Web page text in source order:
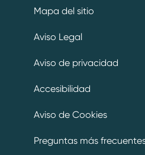
Mapa del sitio
Aviso Legal
Aviso de privacidad
Accesibilidad
Aviso de Cookies
Preguntas más